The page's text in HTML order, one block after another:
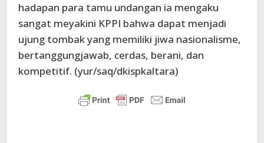
hadapan para tamu undangan ia mengaku
sangat meyakini KPPI bahwa dapat menjadi
ujung tombak yang memiliki jiwa nasionalisme,
bertanggungjawab, cerdas, berani, dan
kompetitif. (yur/saq/dkispkaltara)